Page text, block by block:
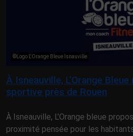
©Logo L'Orange Bleue Isnauville
À Isneauville, L’Orange
sportive près de Rouen
À Isneauville, L’Orange bleue
proximité pensée pour les